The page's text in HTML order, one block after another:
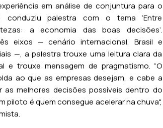
em análise de conjuntura para o
conduziu palestra com o tema ‘Entre
a economia das boas decisões’.
eixos — cenário internacional, Brasil e
—, a palestra trouxe uma leitura clara da
e trouxe mensagem de pragmatismo. “O
ao que as empresas desejam, e cabe a
melhores decisões possíveis dentro do
piloto é quem consegue acelerar na chuva",